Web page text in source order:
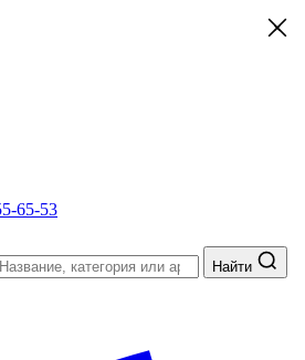
65-53
Найти
×